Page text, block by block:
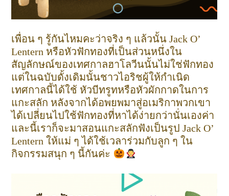
เพื่อน ๆ รู้กันไหมคะว่าจริง ๆ แล้วนั้น Jack O’
Lentern หรือหัวฟักทองที่เป็นส่วนหนึ่งใน
สัญลักษณ์ของเทศกาลฮาโลวีนนั้นไม่ใช่ฟักทอง
แต่ในฉบับดั้งเดิมนั้นชาวไอริชผู้ให้กำเนิด
เทศกาลนี้ได้ใช้ หัวบีทรูทหรือหัวผักกาดในการ
แกะสลัก หลังจากได้อพยพมาสู่อเมริกาพวกเขา
ได้เปลี่ยนไปใช้ฟักทองที่หาได้ง่ายกว่านั่นเองค่า
และนี้เราก็จะมาสอนแกะสลักฟังเป็นรูป Jack O’
Lentern ให้แม่ ๆ ได้ใช้เวลาร่วมกับลูก ๆ ใน
กิจกรรมสนุก ๆ นี้กันค่ะ